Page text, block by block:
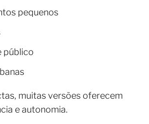
pequenos
público
muitas versões oferecem
e autonomia.